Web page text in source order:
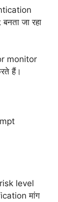
जा रहा
monitor
हैं।
level
मांग